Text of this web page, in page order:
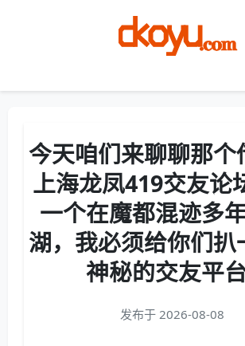
今天咱们来聊聊那个
上海龙凤419交友论
一个在魔都混迹多
湖，我必须给你们扒
神秘的交友平台
发布于 2026-08-08